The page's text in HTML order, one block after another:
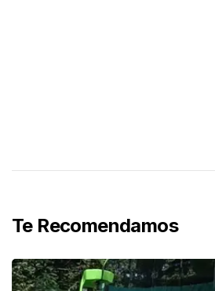
Te Recomendamos